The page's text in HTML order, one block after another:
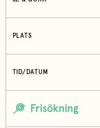
PLATS
TID/DATUM